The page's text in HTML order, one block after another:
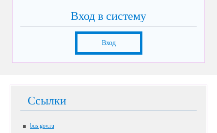
Вход в систему
Вход
Ссылки
bus.gov.ru